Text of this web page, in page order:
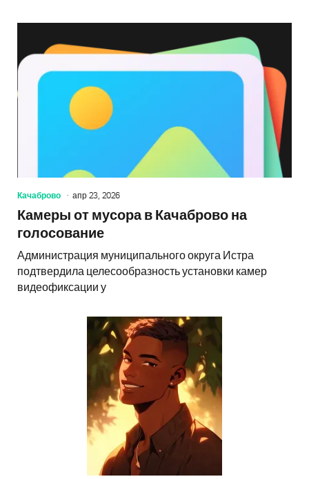
Качаброво апр 23, 2026
Камеры от мусора в Качаброво на
голосование
Администрация муниципального округа Истра
подтвердила целесообразность установки камер
видеофиксации у